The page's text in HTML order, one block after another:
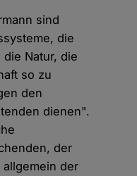
sind
die
Natur, die
so zu
den
dienen".
der
der